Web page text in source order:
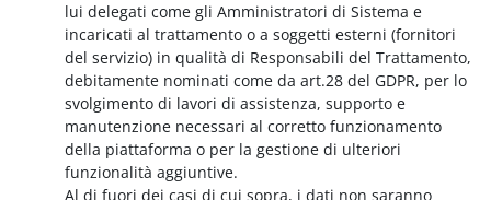
lui delegati come gli Amministratori di Sistema e
incaricati al trattamento o a soggetti esterni (fornitori
del servizio) in qualità di Responsabili del Trattamento,
debitamente nominati come da art.28 del GDPR, per lo
svolgimento di lavori di assistenza, supporto e
manutenzione necessari al corretto funzionamento
della piattaforma o per la gestione di ulteriori
funzionalità aggiuntive.
Al di fuori dei casi di cui sopra, i dati non saranno